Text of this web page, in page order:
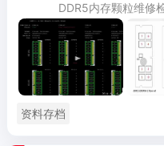
DDR5内存颗粒维修
资料存档